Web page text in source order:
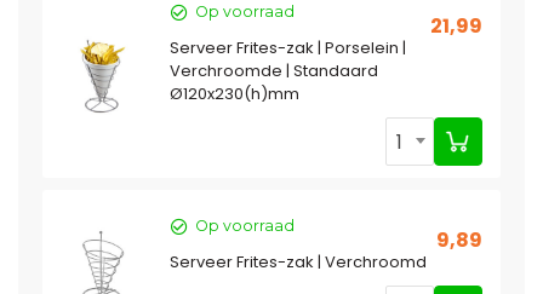
Op voorraad
21,99
Serveer Frites-zak | Porselein |
Verchroomde | Standaard
Ø120x230(h)mm
1
Op voorraad
9,89
Serveer Frites-zak | Verchroomd